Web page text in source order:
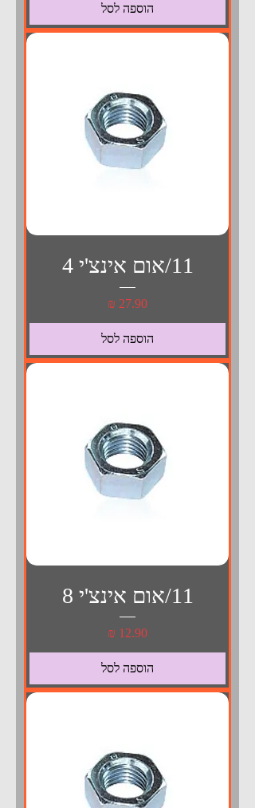
הוספה לסל
11/אום אינצ'י 4
מחיר
הוספה לסל
11/אום אינצ'י 8
מחיר
הוספה לסל